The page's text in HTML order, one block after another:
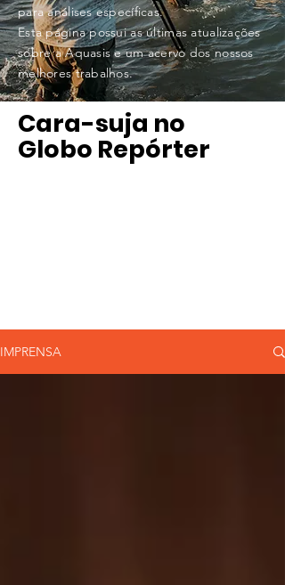
para análises específicas.
Esta página possui as últimas atualizações
sobre a Aquasis e um acervo dos nossos
melhores trabalhos.
Cara-suja no
Globo Repórter
IMPRENSA